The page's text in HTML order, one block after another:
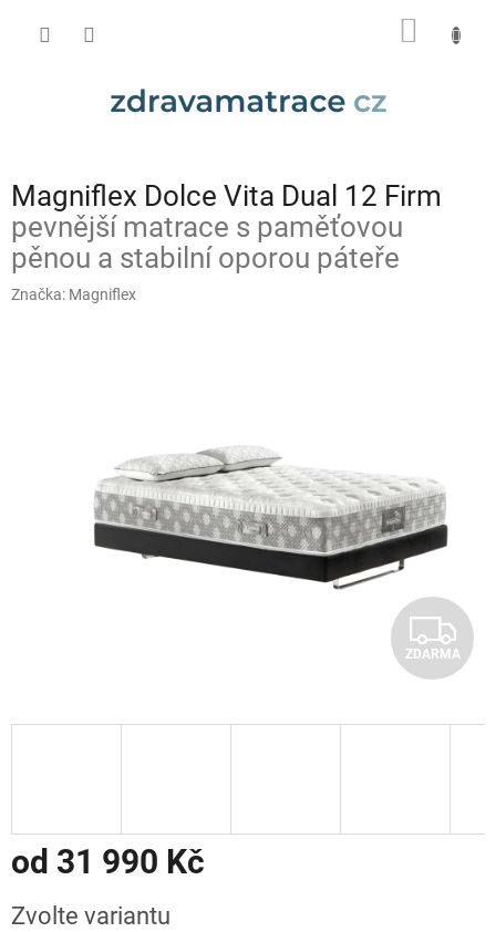
Magniflex Dolce Vita Dual 12 Firm
pevnější matrace s paměťovou
pěnou a stabilní oporou páteře
Značka: Magniflex
Z
D
A
ZDARMA
od 31 990 Kč
cena:
Zvolte variantu